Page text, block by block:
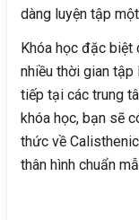
dàng luyện tập
Khóa học đặc biệt
nhiều thời gian
tiếp tại các trung
khóa học, bạn sẽ
thức về
thân hình chuẩn